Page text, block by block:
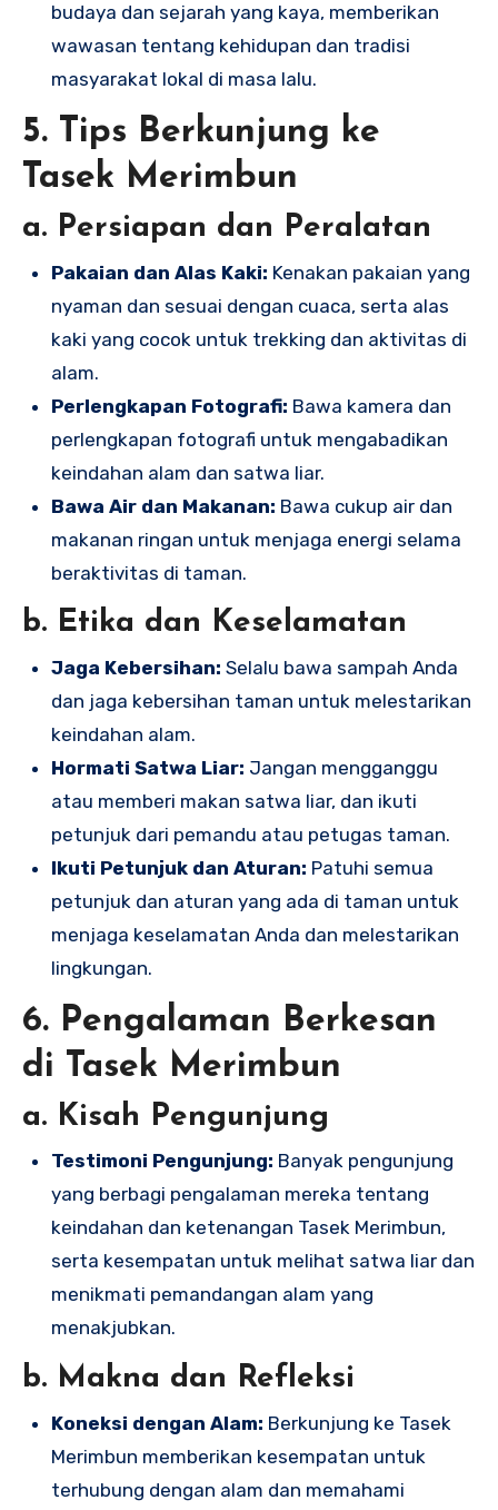
budaya dan sejarah yang kaya, memberikan
wawasan tentang kehidupan dan tradisi
masyarakat lokal di masa lalu.
5. Tips Berkunjung ke
Tasek Merimbun
a. Persiapan dan Peralatan
Pakaian dan Alas Kaki: Kenakan pakaian yang
nyaman dan sesuai dengan cuaca, serta alas
kaki yang cocok untuk trekking dan aktivitas di
alam.
Perlengkapan Fotografi: Bawa kamera dan
perlengkapan fotografi untuk mengabadikan
keindahan alam dan satwa liar.
Bawa Air dan Makanan: Bawa cukup air dan
makanan ringan untuk menjaga energi selama
beraktivitas di taman.
b. Etika dan Keselamatan
Jaga Kebersihan: Selalu bawa sampah Anda
dan jaga kebersihan taman untuk melestarikan
keindahan alam.
Hormati Satwa Liar: Jangan mengganggu
atau memberi makan satwa liar, dan ikuti
petunjuk dari pemandu atau petugas taman.
Ikuti Petunjuk dan Aturan: Patuhi semua
petunjuk dan aturan yang ada di taman untuk
menjaga keselamatan Anda dan melestarikan
lingkungan.
6. Pengalaman Berkesan
di Tasek Merimbun
a. Kisah Pengunjung
Testimoni Pengunjung: Banyak pengunjung
yang berbagi pengalaman mereka tentang
keindahan dan ketenangan Tasek Merimbun,
serta kesempatan untuk melihat satwa liar dan
menikmati pemandangan alam yang
menakjubkan.
b. Makna dan Refleksi
Koneksi dengan Alam: Berkunjung ke Tasek
Merimbun memberikan kesempatan untuk
terhubung dengan alam dan memahami